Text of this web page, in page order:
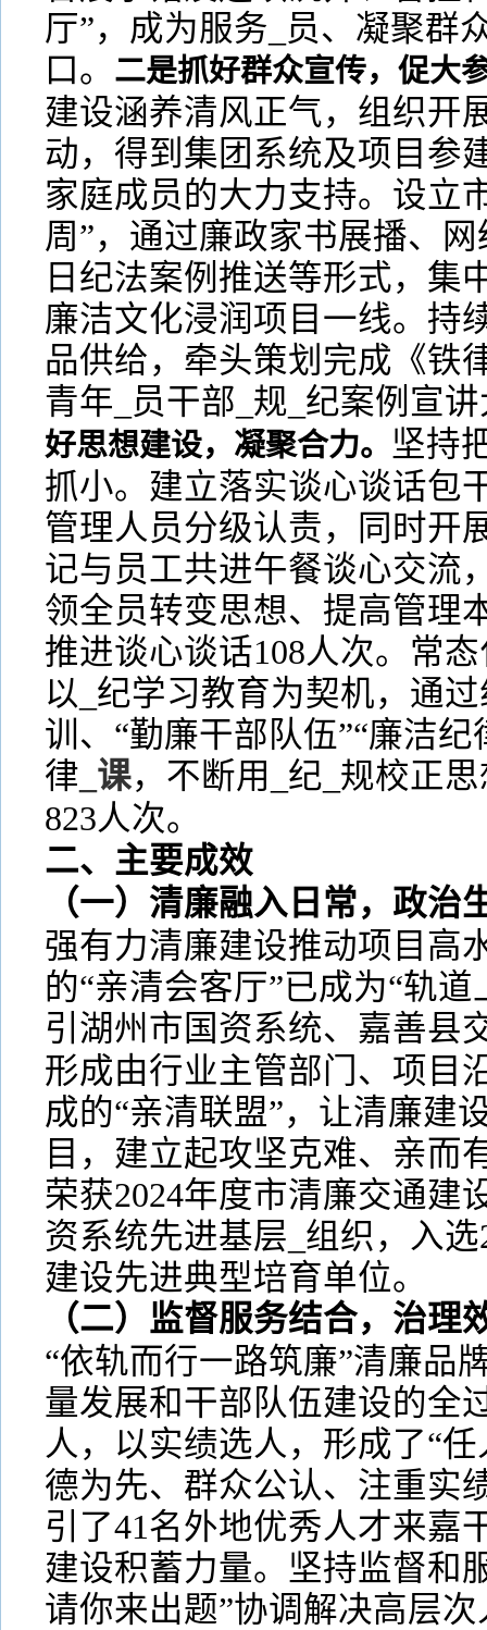
厅”，成为服务_员、凝聚群
口。 二是抓好群众宣传，促大
建设涵养清风正气，组织开
动，得到集团系统及项目参
家庭成员的大力支持。设立
周”，通过廉政家书展播、
日纪法案例推送等形式，集
廉洁文化浸润项目一线。持
品供给，牵头策划完成《铁
青年_员干部_规_纪案例宣
好思想建设，凝聚合力。 坚持
抓小。建立落实谈心谈话包
管理人员分级认责，同时开
记与员工共进午餐谈心交流
领全员转变思想、提高管理
推进谈心谈话108人次。常
以_纪学习教育为契机，通
训、“勤廉干部队伍”“廉洁
律 _课，不断用_纪_规校正
823人次。
二、主要成效
（一）清廉融入日常，政治
强有力清廉建设推动项目高
的“亲清会客厅”已成为“轨
引湖州市国资系统、嘉善县
形成由行业主管部门、项目
成的“亲清联盟”，让清廉建
目，建立起攻坚克难、亲而
荣获2024年度市清廉交通建
资系统先进基层_组织，入
建设先进典型培育单位。
（二）监督服务结合，治理
“依轨而行一路筑廉”清廉品
量发展和干部队伍建设的全
人，以实绩选人，形成了“
德为先、群众公认、注重实
引了41名外地优秀人才来嘉
建设积蓄力量。坚持监督和
请你来出题”协调解决高层